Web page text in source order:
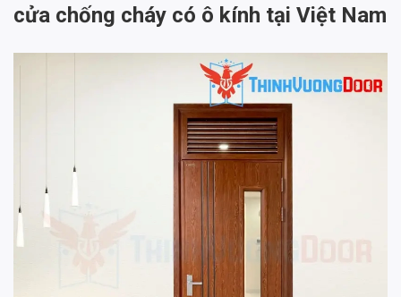
cửa chống cháy có ô kính tại Việt Nam